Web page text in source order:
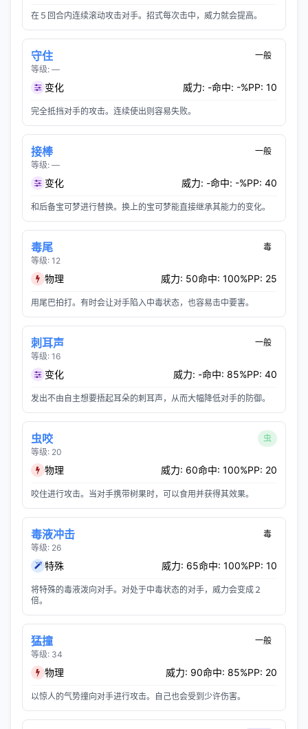
在５回合内连续滚动攻击对手。招式每次击中，威力就会提高。
守住
等级: —
一般
变化 威力: -命中: -%PP: 10
完全抵挡对手的攻击。连续使出则容易失败。
接棒
等级: —
一般
变化 威力: -命中: -%PP: 40
和后备宝可梦进行替换。换上的宝可梦能直接继承其能力的变化。
毒尾
等级: 12
毒
物理 威力: 50命中: 100%PP: 25
用尾巴拍打。有时会让对手陷入中毒状态，也容易击中要害。
刺耳声
等级: 16
一般
变化 威力: -命中: 85%PP: 40
发出不由自主想要捂起耳朵的刺耳声，从而大幅降低对手的防御。
虫咬
等级: 20
虫
物理 威力: 60命中: 100%PP: 20
咬住进行攻击。当对手携带树果时，可以食用并获得其效果。
毒液冲击
等级: 26
毒
特殊 威力: 65命中: 100%PP: 10
将特殊的毒液泼向对手。对处于中毒状态的对手，威力会变成２
倍。
猛撞
等级: 34
一般
物理 威力: 90命中: 85%PP: 20
以惊人的气势撞向对手进行攻击。自己也会受到少许伤害。